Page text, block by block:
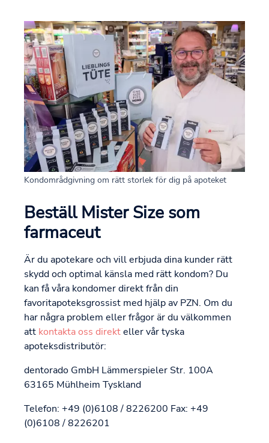
Kondområdgivning om rätt storlek för dig på apoteket
Beställ Mister Size som
farmaceut
Är du apotekare och vill erbjuda dina kunder rätt
skydd och optimal känsla med rätt kondom? Du
kan få våra kondomer direkt från din
favoritapoteksgrossist med hjälp av PZN. Om du
har några problem eller frågor är du välkommen
att kontakta oss direkteller vår tyska
apoteksdistributör:
dentorado GmbH Lämmerspieler Str. 100A
63165 Mühlheim Tyskland
Telefon: +49 (0)6108 / 8226200 Fax: +49
(0)6108 / 8226201